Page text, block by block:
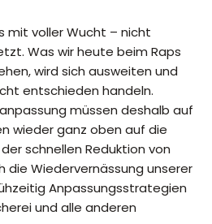
mit voller Wucht – nicht
Was wir heute beim Raps
wird sich ausweiten und
entschieden handeln.
müssen deshalb auf
wieder ganz oben auf die
schnellen Reduktion von
die Wiedervernässung unserer
Anpassungsstrategien
und alle anderen